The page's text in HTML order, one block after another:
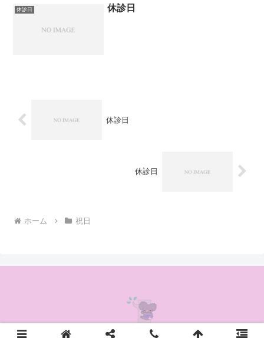
休診日 休診日
休診日
休診日
ホーム 祝日
© 2020 かんの耳鼻咽喉科クリニック.